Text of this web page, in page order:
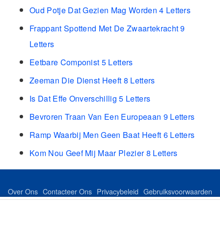
Oud Potje Dat Gezien Mag Worden 4 Letters
Frappant Spottend Met De Zwaartekracht 9
Letters
Eetbare Componist 5 Letters
Zeeman Die Dienst Heeft 8 Letters
Is Dat Effe Onverschillig 5 Letters
Bevroren Traan Van Een Europeaan 9 Letters
Ramp Waarbij Men Geen Baat Heeft 6 Letters
Kom Nou Geef Mij Maar Plezier 8 Letters
Over Ons Contacteer Ons Privacybeleid Gebruiksvoorwaarden